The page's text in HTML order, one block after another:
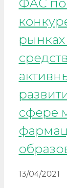
сфере
13/04/2021